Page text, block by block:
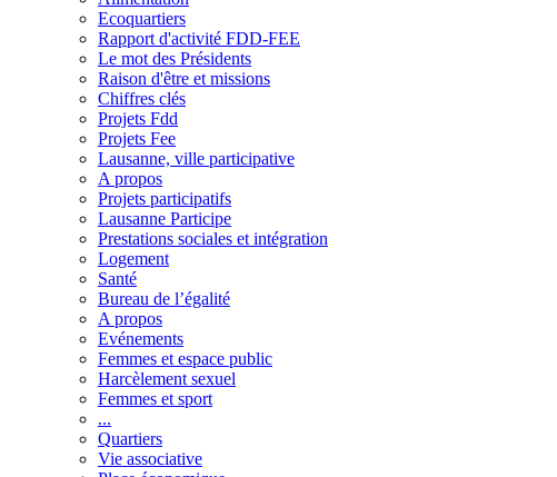
Ecoquartiers
Rapport d'activité FDD-FEE
Le mot des Présidents
Raison d'être et missions
Chiffres clés
Projets Fdd
Projets Fee
Lausanne, ville participative
A propos
Projets participatifs
Lausanne Participe
Prestations sociales et intégration
Logement
Santé
Bureau de l’égalité
A propos
Evénements
Femmes et espace public
Harcèlement sexuel
Femmes et sport
...
Quartiers
Vie associative